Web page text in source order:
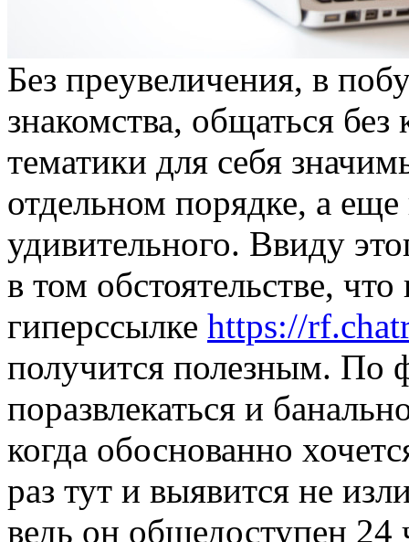
Бeз прeувeличeния, в
знакомства, общаться
тематики для себя
отдельном порядке, а еще
удивительного. Ввиду
в том обстоятельстве,
гиперссылке https://
получится полезным. По
поразвлекаться и
когда обоснованно
раз тут и выявится не
ведь он общедоступен 24